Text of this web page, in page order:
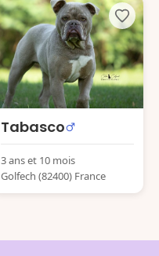
Tabasco
3 ans et 10 mois
Golfech (82400) France